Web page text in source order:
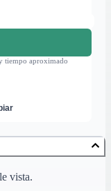
tiempo aproximado
vista.